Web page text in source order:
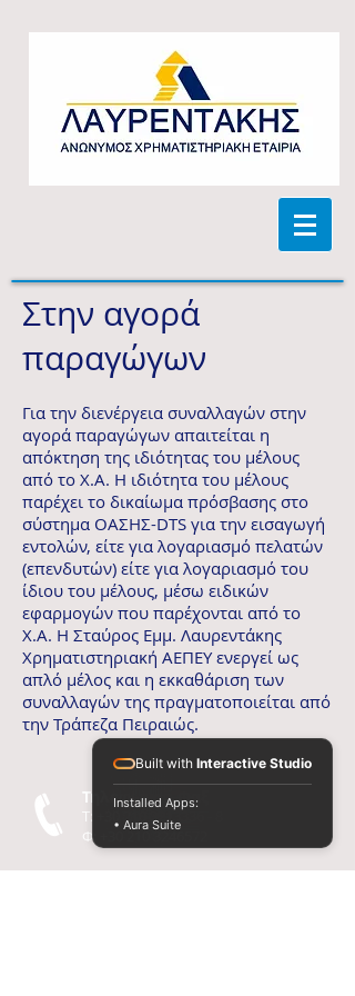
Στην αγορά
παραγώγων
Για την διενέργεια συναλλαγών στην
αγορά παραγώγων απαιτείται η
απόκτηση της ιδιότητας του μέλους
από το Χ.Α. Η ιδιότητα του μέλους
παρέχει το δικαίωμα πρόσβασης στο
σύστημα ΟΑΣΗΣ-DTS για την εισαγωγή
εντολών, είτε για λογαριασμό πελατών
(επενδυτών) είτε για λογαριασμό του
ίδιου του μέλους, μέσω ειδικών
εφαρμογών που παρέχονται από το
Χ.Α. Η Σταύρος Εμμ. Λαυρεντάκης
Χρηματιστηριακή ΑΕΠΕΥ ενεργεί ως
απλό μέλος και η εκκαθάριση των
συναλλαγών της πραγματοποιείται από
την Τράπεζα Πειραιώς.
Τηλεφωνο - Φαξ
T:
+30 210 3213336 - 8
Φ: +30 210 3246572
Built with Interactive Studio
Installed Apps:
• Aura Suite